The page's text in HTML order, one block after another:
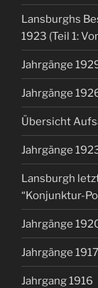
Lansburghs
1923 (Teil 1:
Jahrgänge
Jahrgänge
Übersicht
Jahrgänge
Lansburgh
“Konjunktur-
Jahrgänge
Jahrgänge
Jahrgang 1916